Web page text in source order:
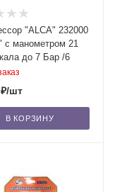
"ALCA" 232000
с манометром 21
до 7 Бар /6
/шт
В КОРЗИНУ